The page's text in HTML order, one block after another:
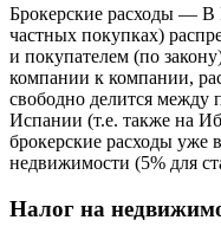
Брокерские расходы — В
частных покупках)
и покупателем (по
компании к компании,
свободно делится между
Испании (т.е. также на
брокерские расходы уже
недвижимости (5% для
Налог на